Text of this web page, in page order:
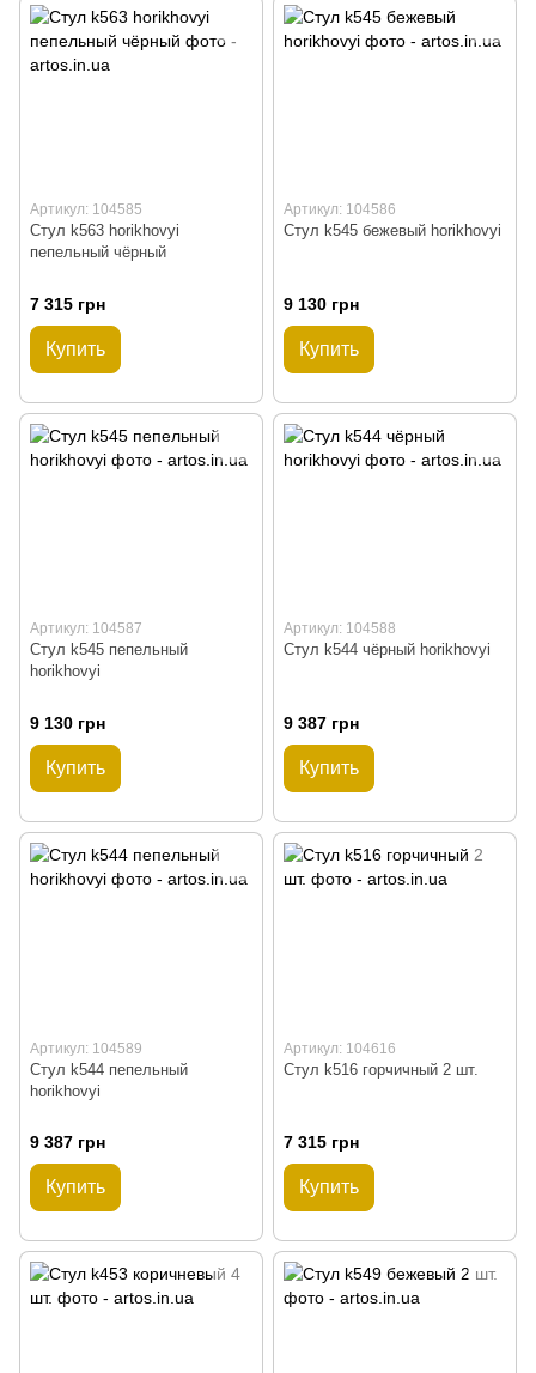
Артикул: 104585
Стул k563 horikhovyi
пепельный чёрный
7 315 грн
Купить
Артикул: 104586
Стул k545 бежевый horikhovyi
9 130 грн
Купить
Артикул: 104587
Стул k545 пепельный
horikhovyi
9 130 грн
Купить
Артикул: 104588
Стул k544 чёрный horikhovyi
9 387 грн
Купить
Артикул: 104589
Стул k544 пепельный
horikhovyi
9 387 грн
Купить
Артикул: 104616
Стул k516 горчичный 2 шт.
7 315 грн
Купить